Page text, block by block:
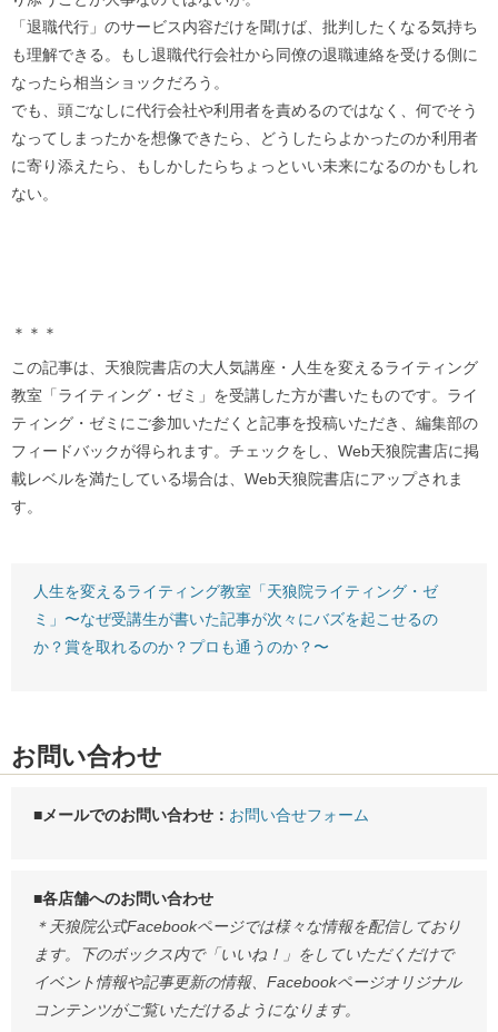
「退職代行」のサービス内容だけを聞けば、批判したくなる気持ち
も理解できる。もし退職代行会社から同僚の退職連絡を受ける側に
なったら相当ショックだろう。
でも、頭ごなしに代行会社や利用者を責めるのではなく、何でそう
なってしまったかを想像できたら、どうしたらよかったのか利用者
に寄り添えたら、もしかしたらちょっといい未来になるのかもしれ
ない。
＊＊＊
この記事は、天狼院書店の大人気講座・人生を変えるライティング
教室「ライティング・ゼミ」を受講した方が書いたものです。ライ
ティング・ゼミにご参加いただくと記事を投稿いただき、編集部の
フィードバックが得られます。チェックをし、Web天狼院書店に掲
載レベルを満たしている場合は、Web天狼院書店にアップされま
す。
人生を変えるライティング教室「天狼院ライティング・ゼ
ミ」〜なぜ受講生が書いた記事が次々にバズを起こせるの
か？賞を取れるのか？プロも通うのか？〜
お問い合わせ
■メールでのお問い合わせ： お問い合せフォーム
■各店舗へのお問い合わせ
＊天狼院公式Facebookページでは様々な情報を配信しており
ます。下のボックス内で「いいね！」をしていただくだけで
イベント情報や記事更新の情報、Facebookページオリジナル
コンテンツがご覧いただけるようになります。